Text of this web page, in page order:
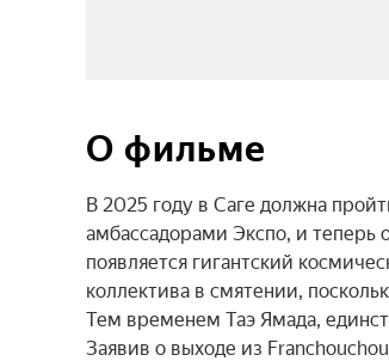
О фильме
В 2025 году в Саге должна
амбассадорами Экспо, и теперь
появляется гигантский
коллектива в смятении,
Тем временем Таэ Ямада,
Заявив о выходе из